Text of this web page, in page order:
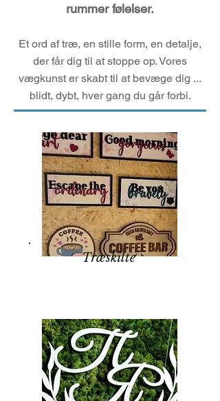
rummer følelser.
Et ord af træ, en stille form, en detalje,
der får dig til at stoppe op. Vores
vægkunst er skabt til at bevæge dig ...
blidt, dybt, hver gang du går forbi.
Træskilte